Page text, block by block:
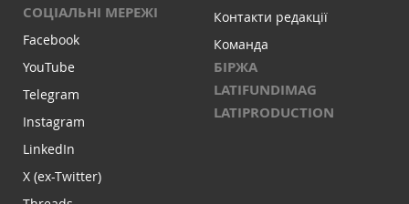
СОЦІАЛЬНІ МЕРЕЖІ
Facebook
YouTube
Telegram
Instagram
LinkedIn
X (ex-Twitter)
Контакти редакції
Команда
БІРЖА
LATIFUNDIMAG
LATIPRODUCTION